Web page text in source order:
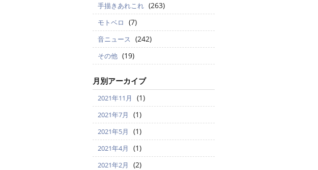
手描きあれこれ (263)
モトベロ (7)
音ニュース (242)
その他 (19)
月別アーカイブ
2021年11月 (1)
2021年7月 (1)
2021年5月 (1)
2021年4月 (1)
2021年2月 (2)